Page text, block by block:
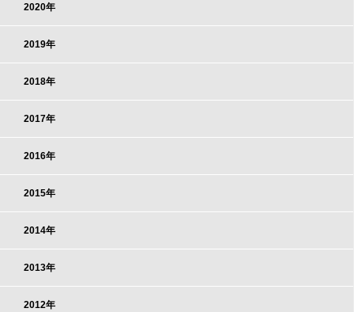
2020年
2019年
2018年
2017年
2016年
2015年
2014年
2013年
2012年